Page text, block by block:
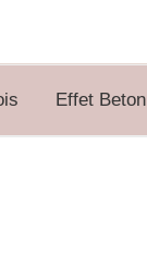
Effet Beton